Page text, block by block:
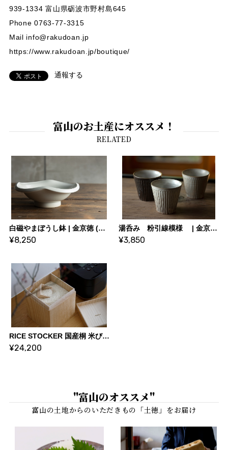
939-1334 富山県砺波市野村島645
Phone 0763-77-3315
Mail info@rakudoan.jp
https://www.rakudoan.jp/boutique/
通報する
富山のお土産にオススメ！
白磁やまぼうし鉢 | 金京徳 (陶芸家)
¥8,250
湯呑み 粉引線模様 | 金京徳 (陶芸家)
¥3,850
RICE STOCKER 国産桐 米びつ ライスストッカー【5kg 蜜蝋】 | KIRIFT 美術木箱うらた | KIRIFT Artwork wooden box Urata
¥24,200
"富山のオススメ"